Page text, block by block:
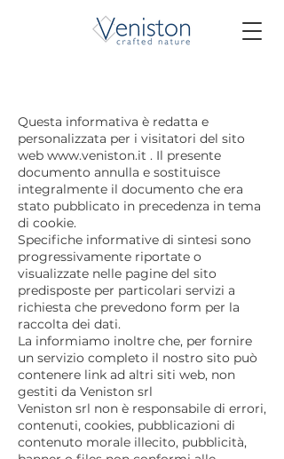
Questa informativa è redatta e
personalizzata per i visitatori del sito
web www.veniston.it . Il presente
documento annulla e sostituisce
integralmente il documento che era
stato pubblicato in precedenza in tema
di cookie.
Specifiche informative di sintesi sono
progressivamente riportate o
visualizzate nelle pagine del sito
predisposte per particolari servizi a
richiesta che prevedono form per la
raccolta dei dati.
La informiamo inoltre che, per fornire
un servizio completo il nostro sito può
contenere link ad altri siti web, non
gestiti da Veniston srl
Veniston srl non è responsabile di errori,
contenuti, cookies, pubblicazioni di
contenuto morale illecito, pubblicità,